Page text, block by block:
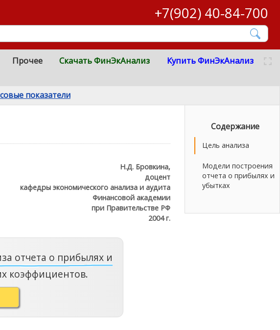
+7(902) 40-84-700
Прочее Скачать ФинЭкАнализ Купить ФинЭкАнализ
показатели
Н.Д. Бровкина,
доцент
кафедры экономического анализа и аудита
Финансовой академии
при Правительстве РФ
2004 г.
отчета о прибылях и
коэффициентов.
Содержание
Цель анализа
Модели построения
отчета о прибылях и
убытках